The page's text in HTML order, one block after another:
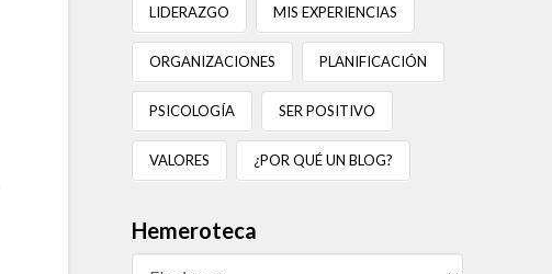
LIDERAZGO MIS EXPERIENCIAS
ORGANIZACIONES PLANIFICACIÓN
PSICOLOGÍA SER POSITIVO
VALORES ¿POR QUÉ UN BLOG?
Hemeroteca
Hemeroteca